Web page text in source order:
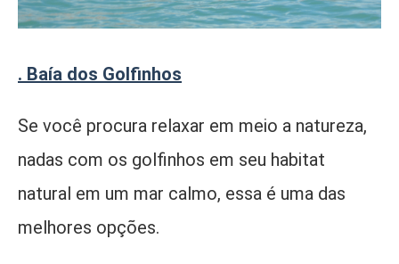
. Baía dos Golfinhos
Se você procura relaxar em meio a natureza,
nadas com os golfinhos em seu habitat
natural em um mar calmo, essa é uma das
melhores opções.